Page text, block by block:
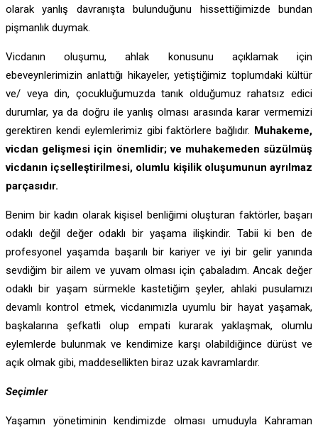
olarak yanlış davranışta bulunduğunu hissettiğimizde bundan
pişmanlık duymak.
Vicdanın oluşumu, ahlak konusunu açıklamak için
ebeveynlerimizin anlattığı hikayeler, yetiştiğimiz toplumdaki kültür
ve/ veya din, çocukluğumuzda tanık olduğumuz rahatsız edici
durumlar, ya da doğru ile yanlış olması arasında karar vermemizi
gerektiren kendi eylemlerimiz gibi faktörlere bağlıdır. Muhakeme,
vicdan gelişmesi için önemlidir; ve muhakemeden süzülmüş
vicdanın içselleştirilmesi, olumlu kişilik oluşumunun ayrılmaz
parçasıdır.
Benim bir kadın olarak kişisel benliğimi oluşturan faktörler, başarı
odaklı değil değer odaklı bir yaşama ilişkindir. Tabii ki ben de
profesyonel yaşamda başarılı bir kariyer ve iyi bir gelir yanında
sevdiğim bir ailem ve yuvam olması için çabaladım. Ancak değer
odaklı bir yaşam sürmekle kastetiğim şeyler, ahlaki pusulamızı
devamlı kontrol etmek, vicdanımızla uyumlu bir hayat yaşamak,
başkalarına şefkatli olup empati kurarak yaklaşmak, olumlu
eylemlerde bulunmak ve kendimize karşı olabildiğince dürüst ve
açık olmak gibi, maddesellikten biraz uzak kavramlardır.
Seçimler
Yaşamın yönetiminin kendimizde olması umuduyla Kahraman